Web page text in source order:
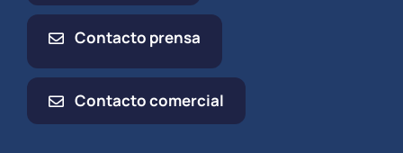
Contacto prensa
Contacto comercial